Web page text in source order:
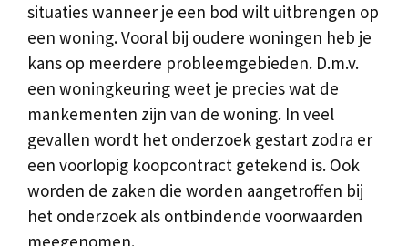
situaties wanneer je een bod wilt uitbrengen op
een woning. Vooral bij oudere woningen heb je
kans op meerdere probleemgebieden. D.m.v.
een woningkeuring weet je precies wat de
mankementen zijn van de woning. In veel
gevallen wordt het onderzoek gestart zodra er
een voorlopig koopcontract getekend is. Ook
worden de zaken die worden aangetroffen bij
het onderzoek als ontbindende voorwaarden